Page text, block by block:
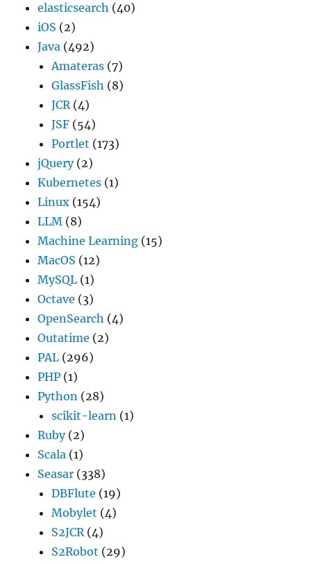
elasticsearch (40)
iOS (2)
Java (492)
Amateras (7)
GlassFish (8)
JCR(4)
JSF (54)
Portlet (173)
jQuery(2)
Kubernetes (1)
Linux (154)
LLM (8)
Machine Learning (15)
MacOS (12)
MySQL (1)
Octave (3)
OpenSearch (4)
Outatime (2)
PAL (296)
PHP (1)
Python (28)
scikit-learn (1)
Ruby(2)
Scala (1)
Seasar (338)
DBFlute (19)
Mobylet (4)
S2JCR(4)
S2Robot (29)